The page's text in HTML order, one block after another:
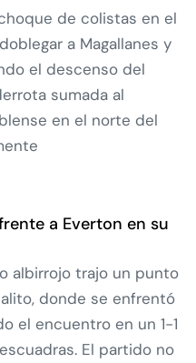
de colistas en el
a Magallanes y
el descenso del
sumada al
en el norte del
a Everton en su
albirrojo trajo un punto
donde se enfrentó
el encuentro en un 1-1
El partido no